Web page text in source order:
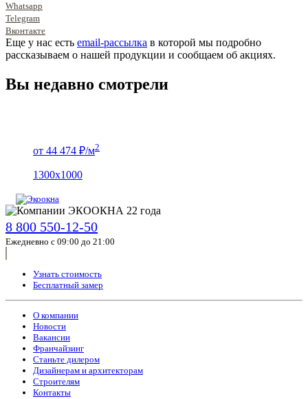
Whatsapp
Telegram
Вконтакте
Еще у нас есть email-рассылка в которой мы подробно
рассказываем о нашей продукции и сообщаем об акциях.
Вы недавно смотрели
от 44 474 ₽/м2
1300х1000
8 800 550-12-50
Ежедневно с 09:00 до 21:00
Узнать стоимость
Бесплатный замер
О компании
Новости
Вакансии
Франчайзинг
Станьте дилером
Дизайнерам и архитекторам
Строителям
Контакты